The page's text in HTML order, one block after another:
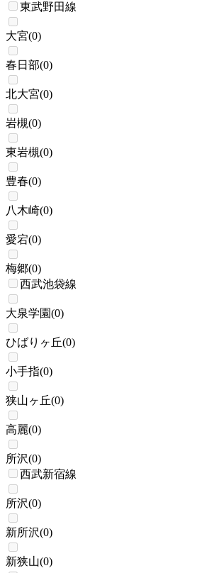
東武野田線
大宮(0)
春日部(0)
北大宮(0)
岩槻(0)
東岩槻(0)
豊春(0)
八木崎(0)
愛宕(0)
梅郷(0)
西武池袋線
大泉学園(0)
ひばりヶ丘(0)
小手指(0)
狭山ヶ丘(0)
高麗(0)
所沢(0)
西武新宿線
所沢(0)
新所沢(0)
新狭山(0)